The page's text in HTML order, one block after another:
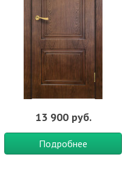
13 900 руб.
Подробнее